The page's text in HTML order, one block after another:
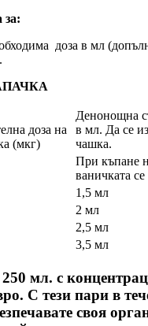
за:
доза в мл
доза на
(мкг)
Денонощна
в мл. Да се
чашка.
При къпане
ваничката
1,5 мл
2 мл
2,5 мл
3,5 мл
мл. с
С тези пари в
своя